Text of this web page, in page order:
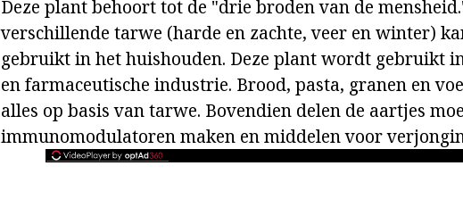
Deze plant behoort tot de "drie broden van de
verschillende tarwe (harde en zachte, veer en winter)
gebruikt in het huishouden. Deze plant wordt gebruikt
en farmaceutische industrie. Brood, pasta, granen en
alles op basis van tarwe. Bovendien delen de aartjes
immunomodulatoren maken en middelen voor